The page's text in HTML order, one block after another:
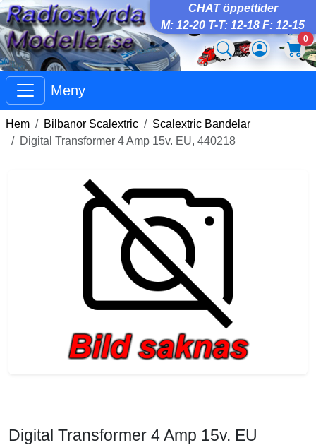
CHAT öppettider
M: 12-20 T-T: 12-18 F: 12-15
0
Meny
Hem Bilbanor Scalextric
Scalextric Bandelar
Digital Transformer 4 Amp 15v. EU, 440218
Digital Transformer 4 Amp 15v. EU